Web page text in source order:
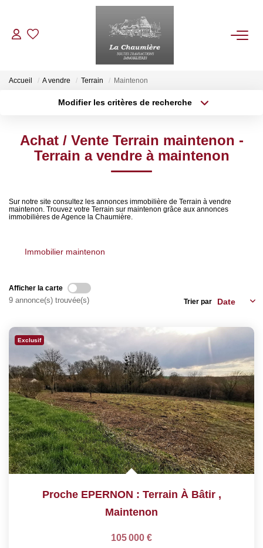
ACHETER
ESTIMER
NOTRE AGENCE
EN
Accueil A vendre Terrain Maintenon
Modifier les critères de recherche
Sélectionnez...
Type de bien
Surface min
Créer une alerte
Achat / Vente Terrain maintenon -
Terrain a vendre à maintenon
Sur notre site consultez les annonces immobilière de Terrain à vendre
maintenon. Trouvez votre Terrain sur maintenon grâce aux annonces
immobilières de Agence la Chaumière.
Immobilier maintenon
Afficher la carte
9 annonce(s) trouvée(s) Trier par
Exclusif
Proche EPERNON : Terrain À Bâtir ,
Maintenon
105 000 €